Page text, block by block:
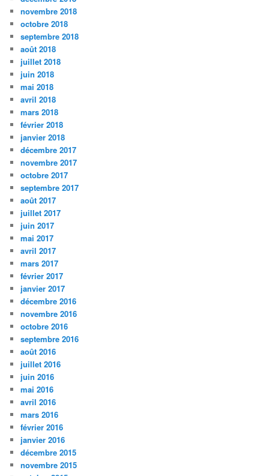
novembre 2018
octobre 2018
septembre 2018
août 2018
juillet 2018
juin 2018
mai 2018
avril 2018
mars 2018
février 2018
janvier 2018
décembre 2017
novembre 2017
octobre 2017
septembre 2017
août 2017
juillet 2017
juin 2017
mai 2017
avril 2017
mars 2017
février 2017
janvier 2017
décembre 2016
novembre 2016
octobre 2016
septembre 2016
août 2016
juillet 2016
juin 2016
mai 2016
avril 2016
mars 2016
février 2016
janvier 2016
décembre 2015
novembre 2015